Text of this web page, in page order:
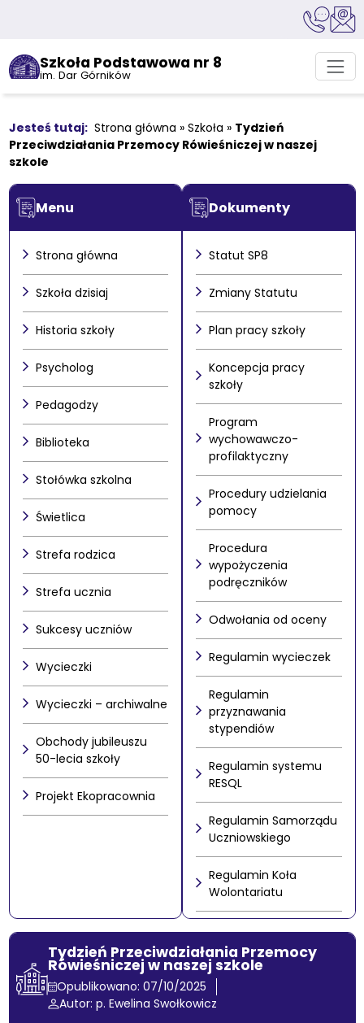
Szkoła Podstawowa nr 8
im. Dar Górników
Strona główna » Szkoła » Tydzień
Przeciwdziałania Przemocy Rówieśniczej w naszej
szkole
Tydzień Przeciwdziałania Przemocy
Rówieśniczej w naszej szkole
Opublikowano: 07/10/2025
Autor: p. Ewelina Swołkowicz
Menu
Strona główna
Szkoła dzisiaj
Historia szkoły
Psycholog
Pedagodzy
Biblioteka
Stołówka szkolna
Świetlica
Strefa rodzica
Strefa ucznia
Sukcesy uczniów
Wycieczki
Wycieczki – archiwalne
Obchody jubileuszu
50-lecia szkoły
Projekt Ekopracownia
Dokumenty
Statut SP8
Zmiany Statutu
Plan pracy szkoły
Koncepcja pracy
szkoły
Program
wychowawczo-
profilaktyczny
Procedury udzielania
pomocy
Procedura
wypożyczenia
podręczników
Odwołania od oceny
Regulamin wycieczek
Regulamin
przyznawania
stypendiów
Regulamin systemu
RESQL
Regulamin Samorządu
Uczniowskiego
Regulamin Koła
Wolontariatu